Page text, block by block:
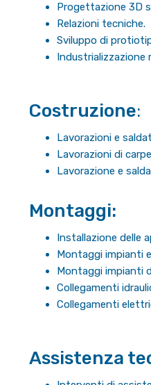
Progettazione 3D
Relazioni tecniche.
Sviluppo di
Industrializzazione
Costruzione:
Lavorazioni e
Lavorazioni di
Lavorazione e
Montaggi:
Installazione delle
Montaggi impianti
Montaggi impianti
Collegamenti
Collegamenti
Assistenza